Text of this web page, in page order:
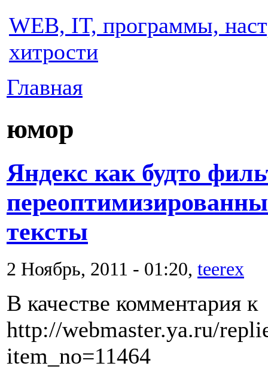
WEB, IT, программы,
хитрости
Главная
юмор
Яндекс как будто
тексты
2 Ноябрь, 2011 - 01:20, teerex
В качестве комментария к
http://webmaster.ya.ru/
item_no=11464